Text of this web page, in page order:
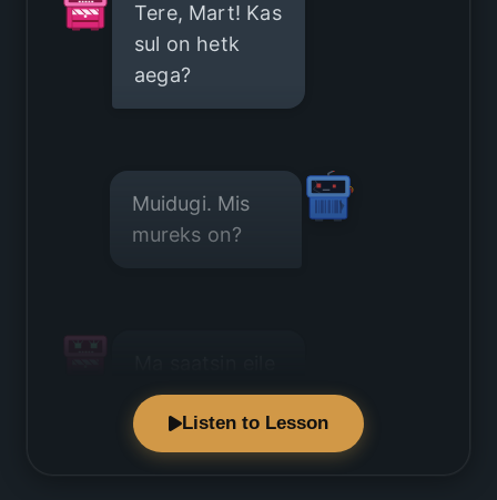
Tere, Mart! Kas
sul on hetk
aega?
Muidugi. Mis
mureks on?
ühe kirja.
Listen to Lesson